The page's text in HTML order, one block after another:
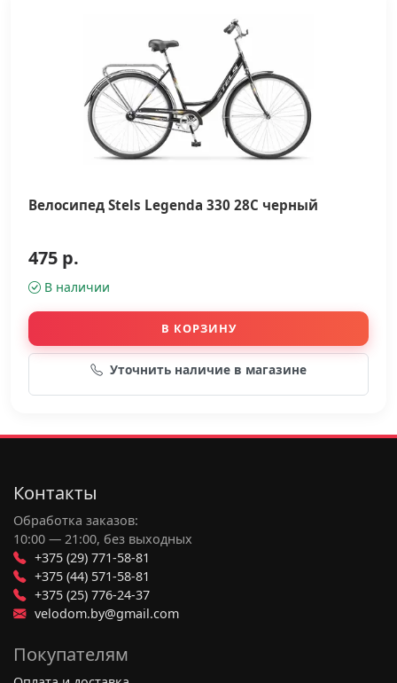
Велосипед Stels Legenda 330 28C черный
475 р.
В наличии
В КОРЗИНУ
Уточнить наличие в магазине
Контакты
Обработка заказов:
10:00 — 21:00, без выходных
+375 (29) 771-58-81
+375 (44) 571-58-81
+375 (25) 776-24-37
velodom.by@gmail.com
Покупателям